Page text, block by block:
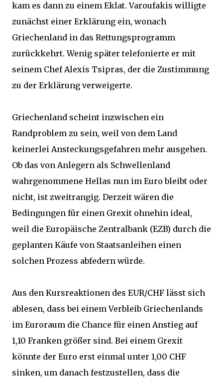
kam es dann zu einem Eklat. Varoufakis willigte
zunächst einer Erklärung ein, wonach
Griechenland in das Rettungsprogramm
zurückkehrt. Wenig später telefonierte er mit
seinem Chef Alexis Tsipras, der die Zustimmung
zu der Erklärung verweigerte.
Griechenland scheint inzwischen ein
Randproblem zu sein, weil von dem Land
keinerlei Ansteckungsgefahren mehr ausgehen.
Ob das von Anlegern als Schwellenland
wahrgenommene Hellas nun im Euro bleibt oder
nicht, ist zweitrangig. Derzeit wären die
Bedingungen für einen Grexit ohnehin ideal,
weil die Europäische Zentralbank (EZB) durch die
geplanten Käufe von Staatsanleihen einen
solchen Prozess abfedern würde.
Aus den Kursreaktionen des EUR/CHF lässt sich
ablesen, dass bei einem Verbleib Griechenlands
im Euroraum die Chance für einen Anstieg auf
1,10 Franken größer sind. Bei einem Grexit
könnte der Euro erst einmal unter 1,00 CHF
sinken, um danach festzustellen, dass die